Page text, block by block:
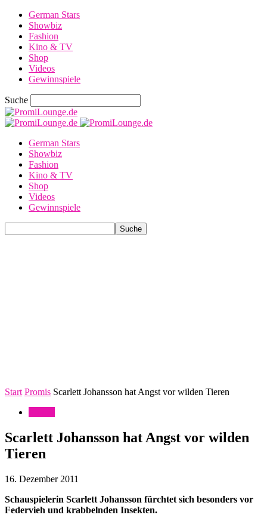
German Stars
Showbiz
Fashion
Kino & TV
Shop
Videos
Gewinnspiele
Suche
German Stars
Showbiz
Fashion
Kino & TV
Shop
Videos
Gewinnspiele
Start Promis Scarlett Johansson hat Angst vor wilden Tieren
Scarlett Johansson hat Angst vor wilden
Tieren
16. Dezember 2011
Schauspielerin Scarlett Johansson fürchtet sich besonders vor
Federvieh und krabbelnden Insekten.